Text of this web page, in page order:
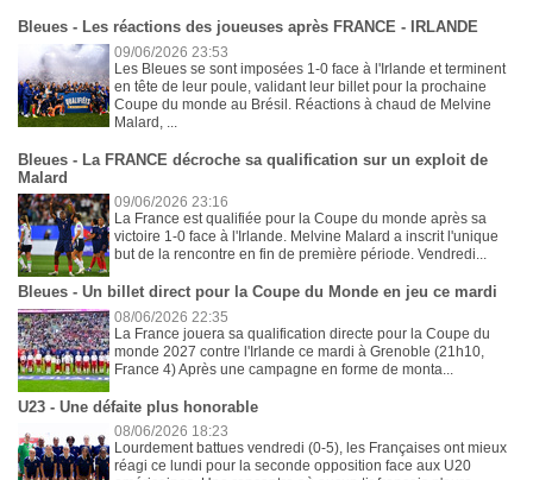
Bleues - Les réactions des joueuses après FRANCE - IRLANDE
09/06/2026 23:53
Les Bleues se sont imposées 1-0 face à l'Irlande et terminent
en tête de leur poule, validant leur billet pour la prochaine
Coupe du monde au Brésil. Réactions à chaud de Melvine
Malard, ...
Bleues - La FRANCE décroche sa qualification sur un exploit de
Malard
09/06/2026 23:16
La France est qualifiée pour la Coupe du monde après sa
victoire 1-0 face à l'Irlande. Melvine Malard a inscrit l'unique
but de la rencontre en fin de première période. Vendredi...
Bleues - Un billet direct pour la Coupe du Monde en jeu ce mardi
08/06/2026 22:35
La France jouera sa qualification directe pour la Coupe du
monde 2027 contre l'Irlande ce mardi à Grenoble (21h10,
France 4) Après une campagne en forme de monta...
U23 - Une défaite plus honorable
08/06/2026 18:23
Lourdement battues vendredi (0-5), les Françaises ont mieux
réagi ce lundi pour la seconde opposition face aux U20